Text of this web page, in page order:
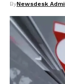
ByNewsdesk